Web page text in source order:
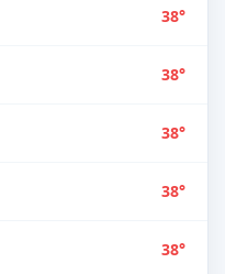
38°
38°
38°
38°
38°